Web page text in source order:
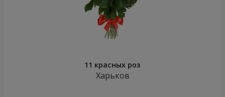
11 красных роз
Харьков